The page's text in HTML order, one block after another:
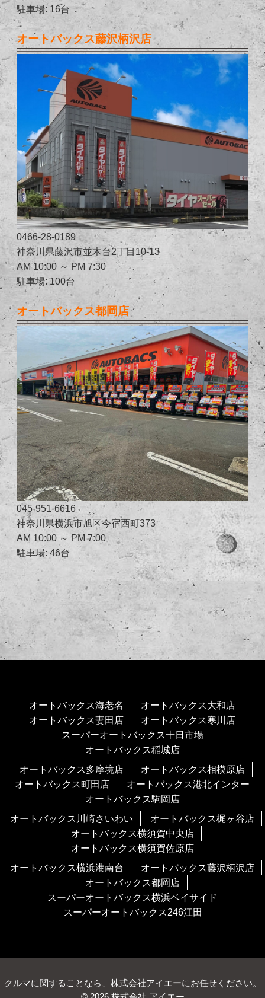
駐車場: 16台
オートバックス藤沢柄沢店
0466-28-0189
神奈川県藤沢市並木台2丁目10-13
AM 10:00 ～ PM 7:30
駐車場: 100台
オートバックス都岡店
045-951-6616
神奈川県横浜市旭区今宿西町373
AM 10:00 ～ PM 7:00
駐車場: 46台
オートバックス海老名
オートバックス大和店
オートバックス妻田店
オートバックス寒川店
スーパーオートバックス十日市場
オートバックス稲城店
オートバックス多摩境店
オートバックス相模原店
オートバックス町田店
オートバックス港北インター
オートバックス駒岡店
オートバックス川崎さいわい
オートバックス梶ヶ谷店
オートバックス横須賀中央店
オートバックス横須賀佐原店
オートバックス横浜港南台
オートバックス藤沢柄沢店
オートバックス都岡店
スーパーオートバックス横浜ベイサイド
スーパーオートバックス246江田
クルマに関することなら、株式会社アイエーにお任せください。